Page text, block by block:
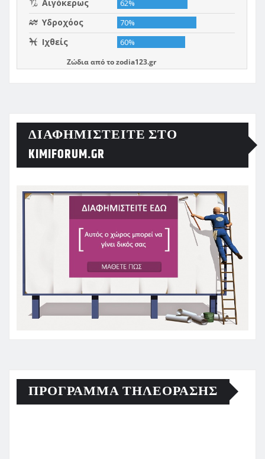
Ζώδιααπό τοzodia123.gr
ΔΙΑΦΗΜΙΣΤΕΊΤΕ ΣΤΟ
KIMIFORUM.GR
ΠΡΟΓΡΑΜΜΑ ΤΗΛΕΟΡΑΣΗΣ